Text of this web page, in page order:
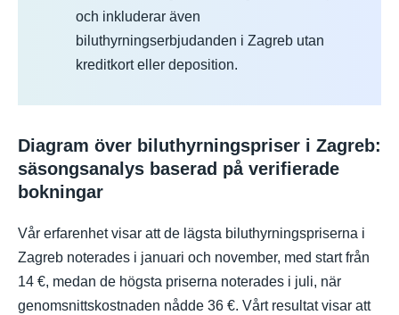
och inkluderar även
biluthyrningserbjudanden i Zagreb utan
kreditkort eller deposition.
Diagram över biluthyrningspriser i Zagreb:
säsongsanalys baserad på verifierade
bokningar
Vår erfarenhet visar att de lägsta biluthyrningspriserna i
Zagreb noterades i januari och november, med start från
14 €, medan de högsta priserna noterades i juli, när
genomsnittskostnaden nådde 36 €. Vårt resultat visar att